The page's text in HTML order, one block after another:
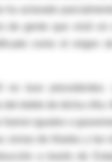
aclarado
de gente que vivió en
como el origen
iguales o
zonas de Alaska y las
a través de